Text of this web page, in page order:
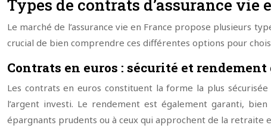
Types de contrats d’assurance vie
Le marché de l’assurance vie en France propose plusieurs
crucial de bien comprendre ces différentes options pour
Contrats en euros : sécurité et
Les contrats en euros constituent la forme la plus
l’argent investi. Le rendement est également garanti,
épargnants prudents ou à ceux qui approchent de la retraite